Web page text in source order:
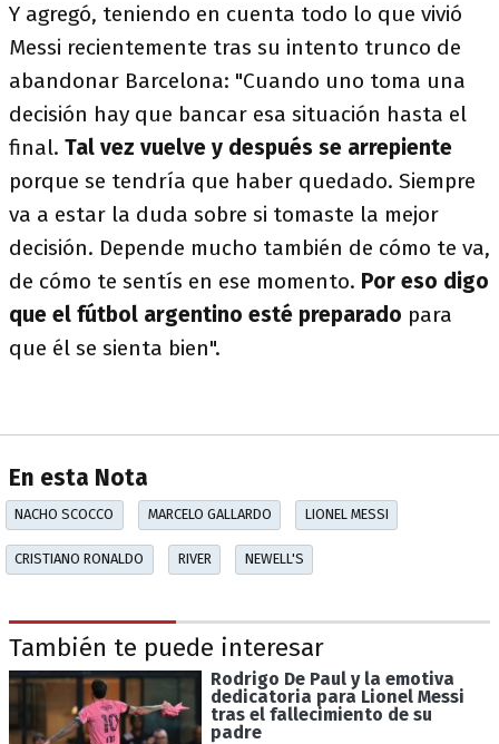
Y agregó, teniendo en cuenta todo lo que vivió
Messi recientemente tras su intento trunco de
abandonar Barcelona: "Cuando uno toma una
decisión hay que bancar esa situación hasta el
final. Tal vez vuelve y después se arrepiente
porque se tendría que haber quedado. Siempre
va a estar la duda sobre si tomaste la mejor
decisión. Depende mucho también de cómo te va,
de cómo te sentís en ese momento. Por eso digo
que el fútbol argentino esté preparado para
que él se sienta bien".
En esta Nota
NACHO SCOCCO MARCELO GALLARDO LIONEL MESSI
CRISTIANO RONALDO RIVER NEWELL'S
También te puede interesar
Rodrigo De Paul y la emotiva
dedicatoria para Lionel Messi
tras el fallecimiento de su
padre